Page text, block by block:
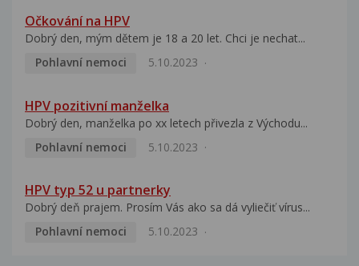
Očkování na HPV
Dobrý den, mým dětem je 18 a 20 let. Chci je nechat...
Pohlavní nemoci
5.10.2023
HPV pozitivní manželka
Dobrý den, manželka po xx letech přivezla z Východu...
Pohlavní nemoci
5.10.2023
HPV typ 52 u partnerky
Dobrý deň prajem. Prosím Vás ako sa dá vyliečiť vírus...
Pohlavní nemoci
5.10.2023